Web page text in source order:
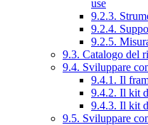
use
9.2.3.
9.2.4.
9.2.5.
9.3. Catalogo del
9.4. Sviluppare
9.4.1. Il
9.4.2. Il kit
9.4.3. Il kit
9.5. Sviluppare